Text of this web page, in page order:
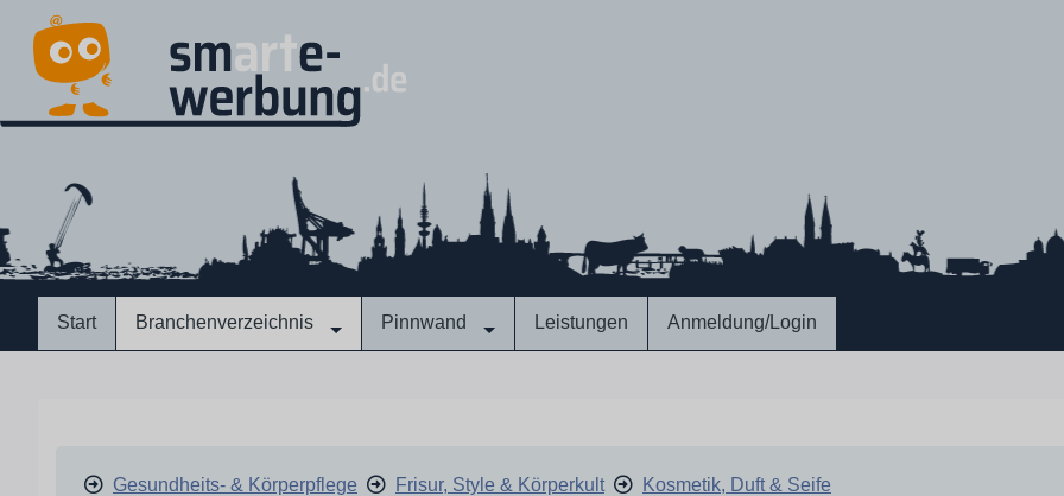
Start Branchenverzeichnis Pinnwand Leistungen Anmeldung/Login
Gesundheits- & Körperpflege Frisur, Style & Körperkult
Kosmetik, Duft & Seife